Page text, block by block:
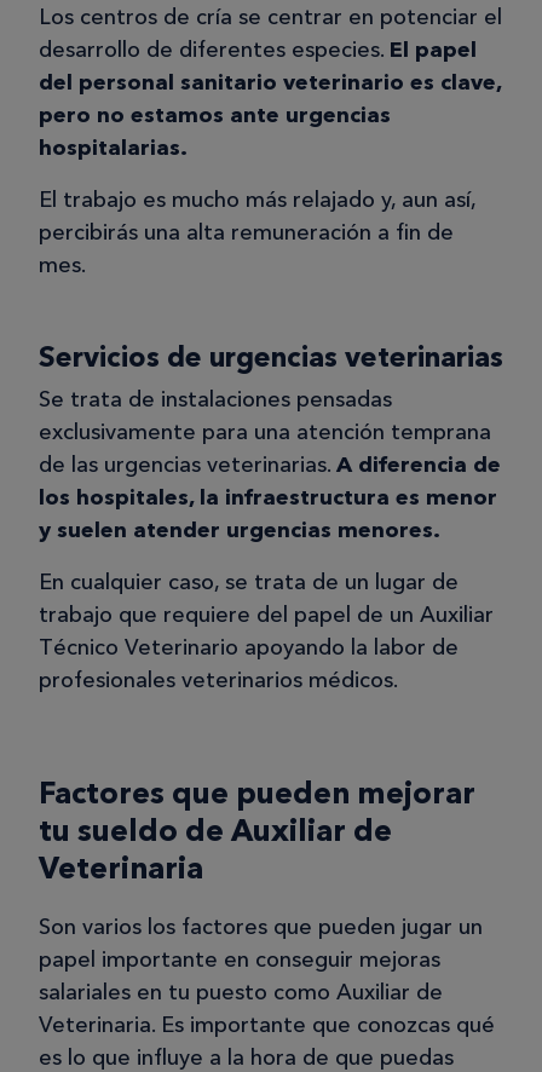
Los centros de cría se centrar en potenciar el
desarrollo de diferentes especies. El papel
del personal sanitario veterinario es clave,
pero no estamos ante urgencias
hospitalarias.
El trabajo es mucho más relajado y, aun así,
percibirás una alta remuneración a fin de
mes.
Servicios de urgencias veterinarias
Se trata de instalaciones pensadas
exclusivamente para una atención temprana
de las urgencias veterinarias. A diferencia de
los hospitales, la infraestructura es menor
y suelen atender urgencias menores.
En cualquier caso, se trata de un lugar de
trabajo que requiere del papel de un Auxiliar
Técnico Veterinario apoyando la labor de
profesionales veterinarios médicos.
Factores que pueden mejorar
tu sueldo de Auxiliar de
Veterinaria
Son varios los factores que pueden jugar un
papel importante en conseguir mejoras
salariales en tu puesto como Auxiliar de
Veterinaria. Es importante que conozcas qué
es lo que influye a la hora de que puedas